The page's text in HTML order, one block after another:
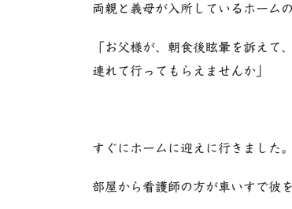
両親と義母が入所しているホーム
「お父様が、朝食後眩暈を訴えて
連れて行ってもらえませんか」
すぐにホームに迎えに行きました。
部屋から看護師の方が車いすで彼